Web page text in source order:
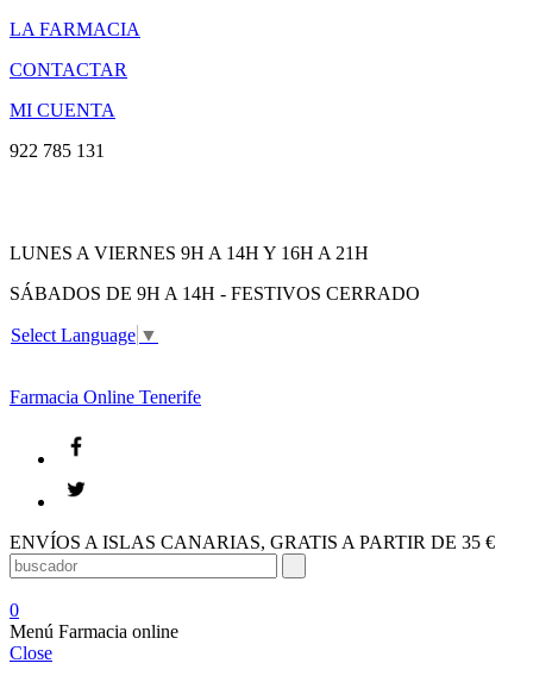
LA FARMACIA
CONTACTAR
MI CUENTA
922 785 131
LUNES A VIERNES 9H A 14H Y 16H A 21H
SÁBADOS DE 9H A 14H - FESTIVOS CERRADO
Select Language ▼
Farmacia Online Tenerife
ENVÍOS A ISLAS CANARIAS, GRATIS A PARTIR DE 35 €
0
Menú Farmacia online
Close